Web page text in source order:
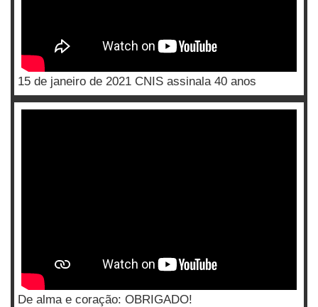
15 de janeiro de 2021 CNIS assinala 40 anos
De alma e coração: OBRIGADO!